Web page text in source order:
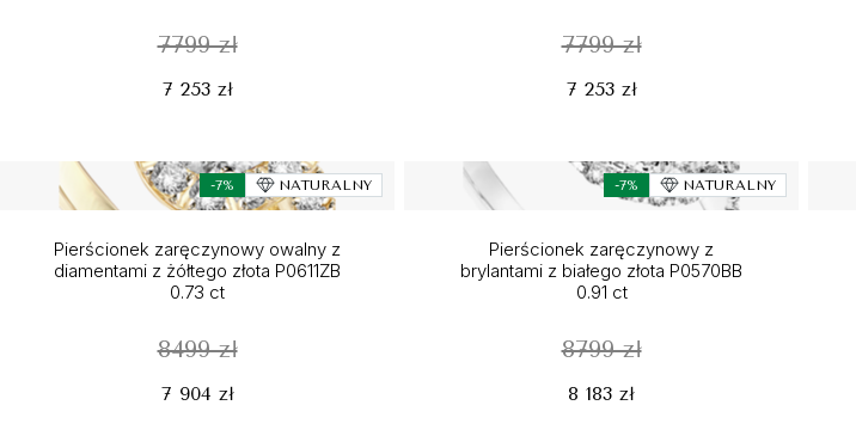
7799 zł
7 253 zł
7799 zł
7 253 zł
-7% NATURALNY
Pierścionek zaręczynowy owalny z
diamentami z żółtego złota P0611ZB
0.73 ct
8499 zł
7 904 zł
-7% NATURALNY
Pierścionek zaręczynowy z
brylantami z białego złota P0570BB
0.91 ct
8799 zł
8 183 zł